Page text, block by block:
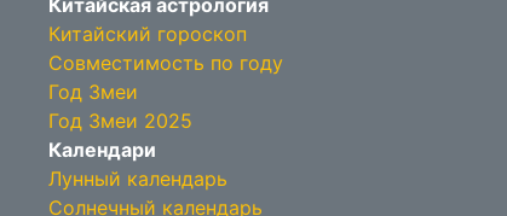
Китайская астрология
Китайский гороскоп
Совместимость по году
Год Змеи
Год Змеи 2025
Календари
Лунный календарь
Солнечный календарь